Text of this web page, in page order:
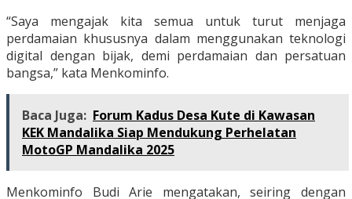
“Saya mengajak kita semua untuk turut menjaga
perdamaian khususnya dalam menggunakan teknologi
digital dengan bijak, demi perdamaian dan persatuan
bangsa,” kata Menkominfo.
Baca Juga: Forum Kadus Desa Kute di Kawasan
KEK Mandalika Siap Mendukung Perhelatan
MotoGP Mandalika 2025
Menkominfo Budi Arie mengatakan, seiring dengan